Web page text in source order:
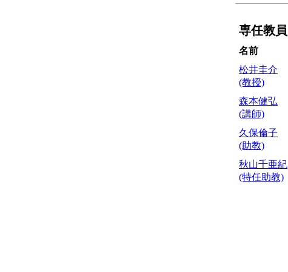
専任教員
名前
松井圭介
(教授)
森本健弘
(講師)
久保倫子
(助教)
秋山千亜紀
(特任助教)